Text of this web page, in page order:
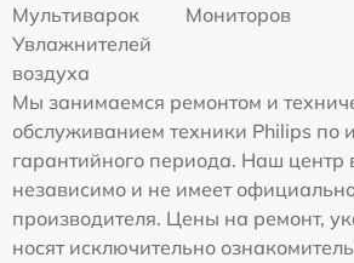
Мультиварок
Мониторов
Увлажнителей
воздуха
Мы занимаемся ремонтом и
обслуживанием техники Philips по
гарантийного периода. Наш центр
независимо и не имеет
производителя. Цены на ремонт,
носят исключительно